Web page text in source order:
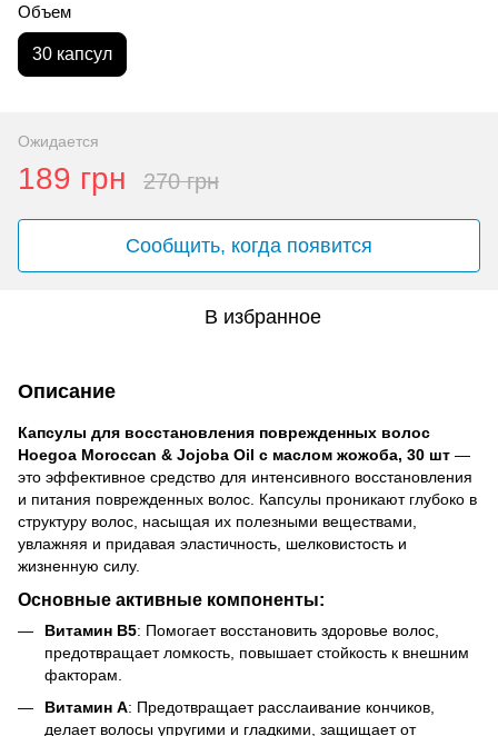
Объем
30 капсул
Ожидается
189 грн 270 грн
Сообщить, когда появится
В избранное
Описание
Капсулы для восстановления поврежденных волос
Hoegoa Moroccan & Jojoba Oil с маслом жожоба, 30 шт —
это эффективное средство для интенсивного восстановления
и питания поврежденных волос. Капсулы проникают глубоко в
структуру волос, насыщая их полезными веществами,
увлажняя и придавая эластичность, шелковистость и
жизненную силу.
Основные активные компоненты:
Витамин В5: Помогает восстановить здоровье волос,
предотвращает ломкость, повышает стойкость к внешним
факторам.
Витамин А: Предотвращает расслаивание кончиков,
делает волосы упругими и гладкими, защищает от